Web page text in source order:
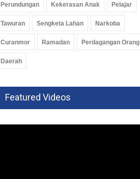
Perundungan Kekerasan Anak Pelajar
Tawuran Sengketa Lahan Narkoba
Curanmor Ramadan Perdagangan Orang
Daerah
Featured Videos